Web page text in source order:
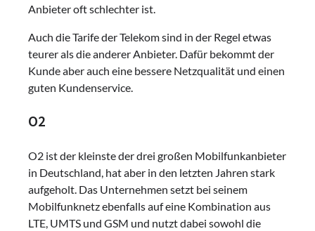
Anbieter oft schlechter ist.
Auch die Tarife der Telekom sind in der Regel etwas
teurer als die anderer Anbieter. Dafür bekommt der
Kunde aber auch eine bessere Netzqualität und einen
guten Kundenservice.
O2
O2 ist der kleinste der drei großen Mobilfunkanbieter
in Deutschland, hat aber in den letzten Jahren stark
aufgeholt. Das Unternehmen setzt bei seinem
Mobilfunknetz ebenfalls auf eine Kombination aus
LTE, UMTS und GSM und nutzt dabei sowohl die